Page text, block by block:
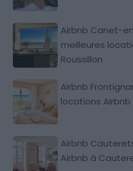
Airbnb Canet-
meilleures
Roussillon
Airbnb
locations
Airbnb
Airbnb à